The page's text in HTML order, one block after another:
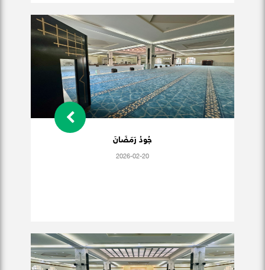
جُودُ رَمَضَانَ
2026-02-20